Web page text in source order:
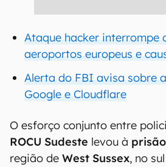
Ataque hacker interrompe
aeroportos europeus e
Alerta do FBI avisa sobre
Google e Cloudflare
O esforço conjunto entre
ROCU Sudeste levou à
região de West Sussex, no